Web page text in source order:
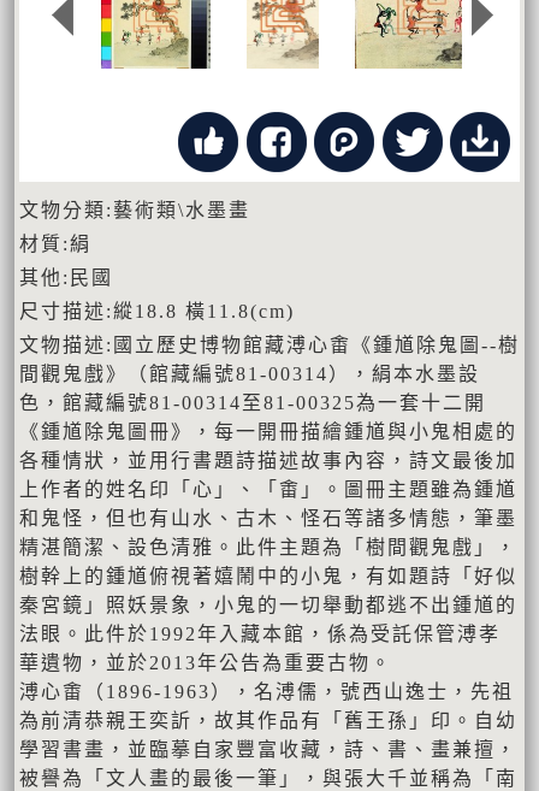
文物分類:藝術類\水墨畫
材質:絹
其他:民國
尺寸描述:縱18.8 橫11.8(cm)
文物描述:國立歷史博物館藏溥心畬《鍾馗除鬼圖--樹
間觀鬼戲》（館藏編號81-00314），絹本水墨設
色，館藏編號81-00314至81-00325為一套十二開
《鍾馗除鬼圖冊》，每一開冊描繪鍾馗與小鬼相處的
各種情狀，並用行書題詩描述故事內容，詩文最後加
上作者的姓名印「心」、「畬」。圖冊主題雖為鍾馗
和鬼怪，但也有山水、古木、怪石等諸多情態，筆墨
精湛簡潔、設色清雅。此件主題為「樹間觀鬼戲」，
樹幹上的鍾馗俯視著嬉鬧中的小鬼，有如題詩「好似
秦宮鏡」照妖景象，小鬼的一切舉動都逃不出鍾馗的
法眼。此件於1992年入藏本館，係為受託保管溥孝
華遺物，並於2013年公告為重要古物。
溥心畬（1896-1963），名溥儒，號西山逸士，先祖
為前清恭親王奕訢，故其作品有「舊王孫」印。自幼
學習書畫，並臨摹自家豐富收藏，詩、書、畫兼擅，
被譽為「文人畫的最後一筆」，與張大千並稱為「南